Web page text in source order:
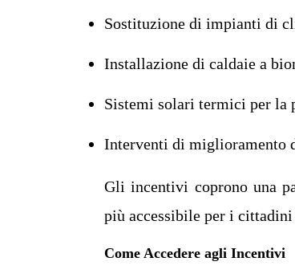
Sostituzione di impianti di
Installazione di caldaie a
Sistemi solari termici per la
Interventi di miglioramento
Gli incentivi coprono una
più accessibile per i
Come Accedere agli Incentivi